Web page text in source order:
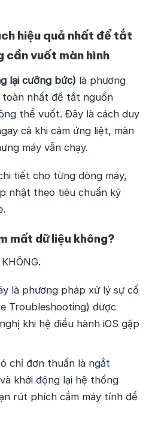
hiệu quả nhất để tắt
cần vuốt màn hình
lại cưỡng bức) là phương
nhất để tắt nguồn
thể vuốt. Đây là cách duy
cả khi cảm ứng liệt, màn
máy vẫn chạy.
tiết cho từng dòng máy,
nhật theo tiêu chuẩn kỹ
mất dữ liệu không?
là phương pháp xử lý sự cố
Troubleshooting) được
khi hệ điều hành iOS gặp
chỉ đơn thuần là ngắt
khởi động lại hệ thống
rút phích cắm máy tính để